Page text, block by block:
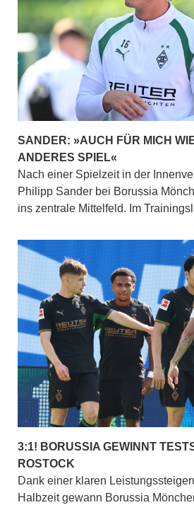
SANDER: »AUCH FÜR MICH
ANDERES SPIEL«
Nach einer Spielzeit in der
Philipp Sander bei Borussia
ins zentrale Mittelfeld. Im
3:1! BORUSSIA GEWINNT
ROSTOCK
Dank einer klaren
Halbzeit gewann Borussia